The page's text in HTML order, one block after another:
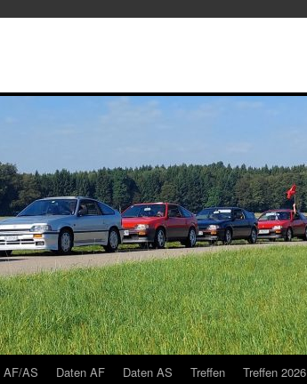
AF/AS Daten AF Daten AS Treffen Treffen 2026